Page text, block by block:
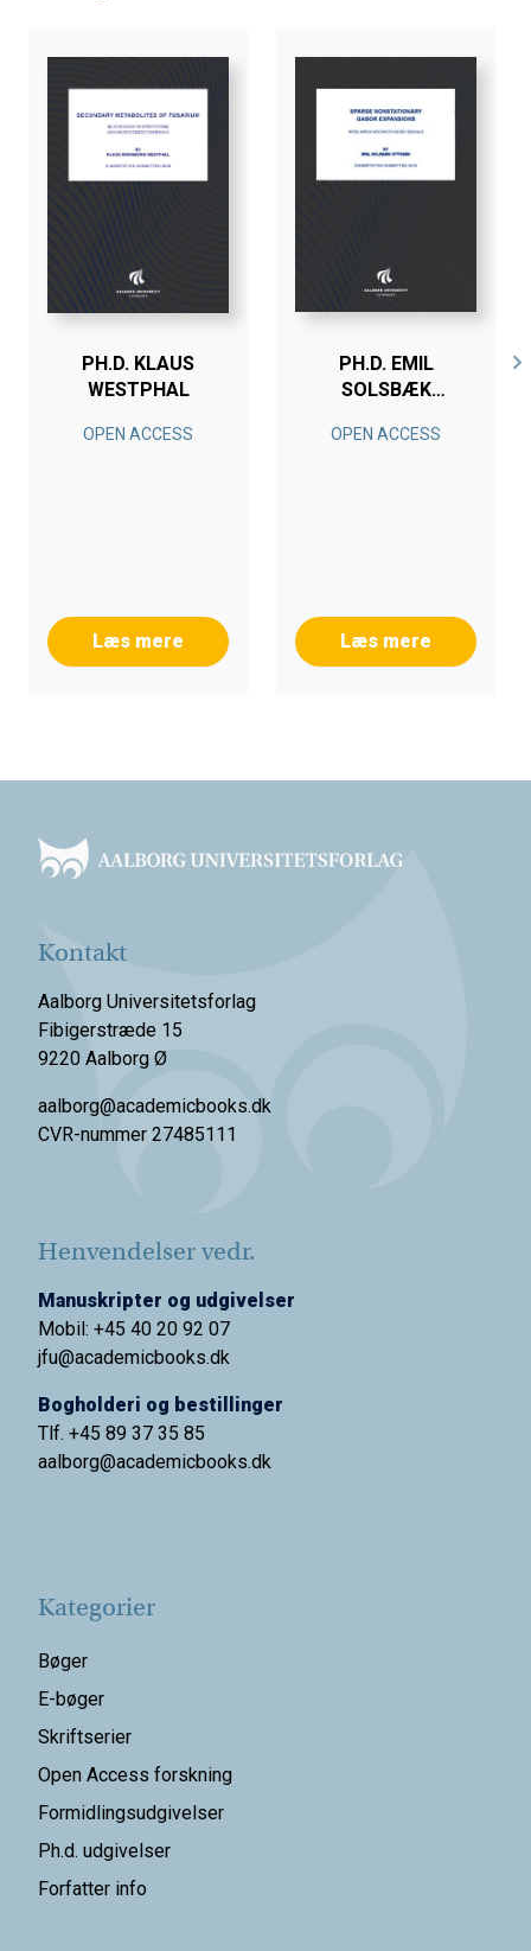
PH.D. KLAUS
WESTPHAL
OPEN ACCESS
Læs mere
PH.D. EMIL
SOLSBÆK
OPEN ACCESS
Læs mere
Kontakt
Aalborg Universitetsforlag
Fibigerstræde 15
9220 Aalborg Ø
aalborg@academicbooks.dk
CVR-nummer 27485111
Henvendelser vedr.
Manuskripter og udgivelser
Mobil: +45 40 20 92 07
jfu@academicbooks.dk
Bogholderi og bestillinger
Tlf. +45 89 37 35 85
aalborg@academicbooks.dk
Kategorier
Bøger
E-bøger
Skriftserier
Open Access forskning
Formidlingsudgivelser
Ph.d. udgivelser
Forfatter info